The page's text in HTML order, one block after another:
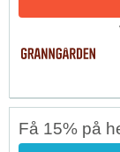
Få 15% på